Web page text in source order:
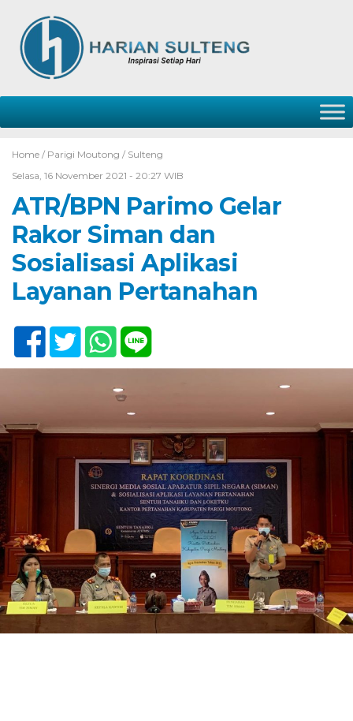
Home / Parigi Moutong / Sulteng
Selasa, 16 November 2021 - 20:27 WIB
ATR/BPN Parimo Gelar
Rakor Siman dan
Sosialisasi Aplikasi
Layanan Pertanahan